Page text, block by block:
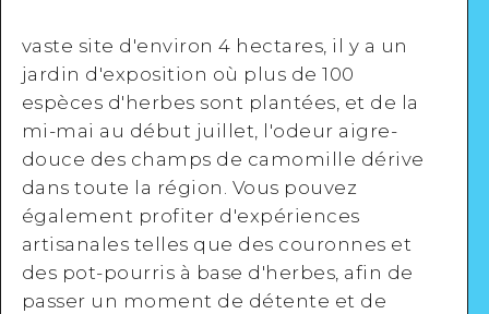
Google Maps
Voir en détail
vaste site d'environ 4 hectares, il y a un
jardin d'exposition où plus de 100
espèces d'herbes sont plantées, et de la
mi-mai au début juillet, l'odeur aigre-
douce des champs de camomille dérive
dans toute la région. Vous pouvez
également profiter d'expériences
artisanales telles que des couronnes et
des pot-pourris à base d'herbes, afin de
passer un moment de détente et de